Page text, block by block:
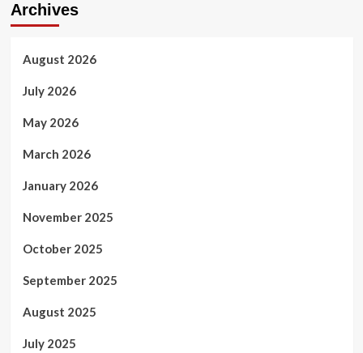
Archives
August 2026
July 2026
May 2026
March 2026
January 2026
November 2025
October 2025
September 2025
August 2025
July 2025